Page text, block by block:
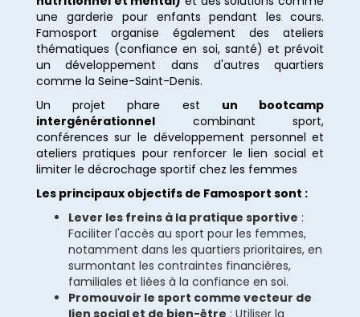
une garderie pour enfants pendant les cours.
Famosport organise également des ateliers
thématiques (confiance en soi, santé) et prévoit
un développement dans d'autres quartiers
comme la Seine-Saint-Denis.
Un projet phare est un bootcamp
intergénérationnelcombinant sport,
conférences sur le développement personnel et
ateliers pratiques pour renforcer le lien social et
limiter le décrochage sportif chez les femmes
Les principaux objectifs de Famosport sont :
Lever les freins à la pratique sportive :
Faciliter l'accès au sport pour les femmes,
notamment dans les quartiers prioritaires, en
surmontant les contraintes financières,
familiales et liées à la confiance en soi.
Promouvoir le sport comme vecteur de
lien social et de bien-être : Utiliser la